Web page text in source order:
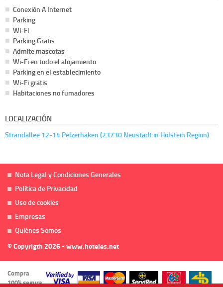
Conexión A Internet
Parking
Wi-Fi
Parking Gratis
Admite mascotas
Wi-Fi en todo el alojamiento
Parking en el establecimiento
Wi-Fi gratis
Habitaciones no fumadores
LOCALIZACIÓN
Strandallee 12-14 Pelzerhaken (23730 Neustadt in Holstein Region)
Nota Legal y Condiciones Generales
Política de Privacidad
Uso de cookies
Empresas
Quiénes Somos
© Copyrigth 2026 - www.hoteles.net
Compra
100% segura